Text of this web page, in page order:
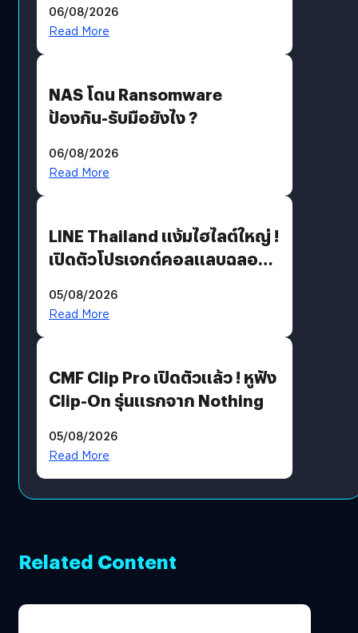
06/08/2026
Read More
NAS โดน Ransomware
ป้องกัน-รับมือยังไง ?
06/08/2026
Read More
LINE Thailand แง้มไฮไลต์ใหญ่ !
เปิดตัวโปรเจกต์คอลแลบฉลอง
Moon x LINE FRIENDS
05/08/2026
Read More
CMF Clip Pro เปิดตัวแล้ว ! หูฟัง
Clip-On รุ่นแรกจาก Nothing
05/08/2026
Read More
Related Content